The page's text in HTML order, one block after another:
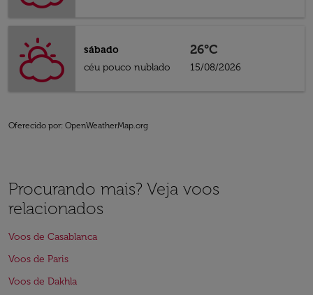
sábado
céu pouco nublado
26°C
15/08/2026
Oferecido por: OpenWeatherMap.org
Procurando mais? Veja voos
relacionados
Voos de Casablanca
Voos de Paris
Voos de Dakhla